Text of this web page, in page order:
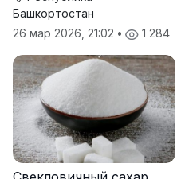
Башкортостан
26 мар 2026, 21:02 • 1 284